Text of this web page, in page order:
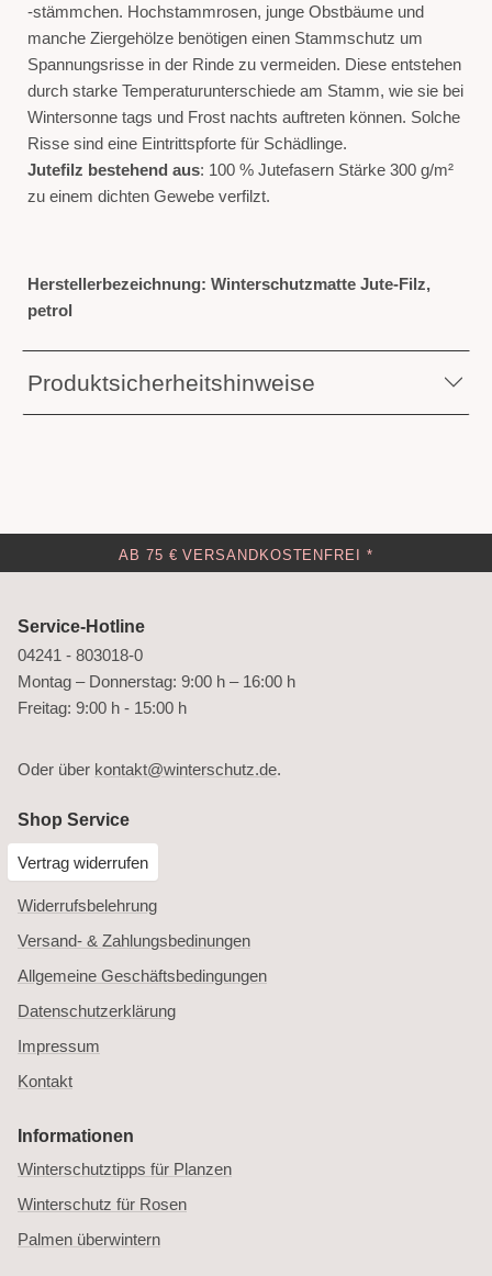
-stämmchen. Hochstammrosen, junge Obstbäume und
manche Ziergehölze benötigen einen Stammschutz um
Spannungsrisse in der Rinde zu vermeiden. Diese entstehen
durch starke Temperaturunterschiede am Stamm, wie sie bei
Wintersonne tags und Frost nachts auftreten können. Solche
Risse sind eine Eintrittspforte für Schädlinge.
Jutefilz bestehend aus: 100 % Jutefasern Stärke 300 g/m²
zu einem dichten Gewebe verfilzt.
Herstellerbezeichnung: Winterschutzmatte Jute-Filz,
petrol
Produktsicherheitshinweise
AB 75 € VERSANDKOSTENFREI *
Service-Hotline
04241 - 803018-0
Montag – Donnerstag: 9:00 h – 16:00 h
Freitag: 9:00 h - 15:00 h
Oder über kontakt@winterschutz.de.
Shop Service
Vertrag widerrufen
Widerrufsbelehrung
Versand- & Zahlungsbedinungen
Allgemeine Geschäftsbedingungen
Datenschutzerklärung
Impressum
Kontakt
Informationen
Winterschutztipps für Planzen
Winterschutz für Rosen
Palmen überwintern